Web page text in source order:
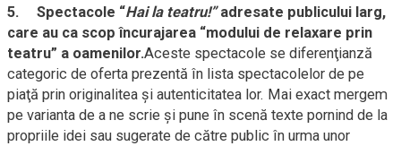
5. Spectacole “Hai la teatru!”adresate publicului larg,
care au ca scop încurajarea “modului de relaxare prin
teatru” a oamenilor.Aceste spectacole se diferenţianză
categoric de oferta prezentă în lista spectacolelor de pe
piaţă prin originalitea şi autenticitatea lor. Mai exact mergem
pe varianta de a ne scrie şi pune în scenă texte pornind de la
propriile idei sau sugerate de către public în urma unor